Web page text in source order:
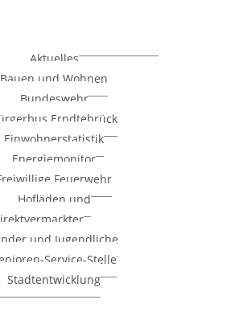
Aktuelles
Bauen und Wohnen
Bundeswehr
Erndtebrück
Einwohnerstatistik
Energiemonitor
Feuerwehr
Hofläden und
und Jugendliche
Service-Stelle
Stadtentwicklung